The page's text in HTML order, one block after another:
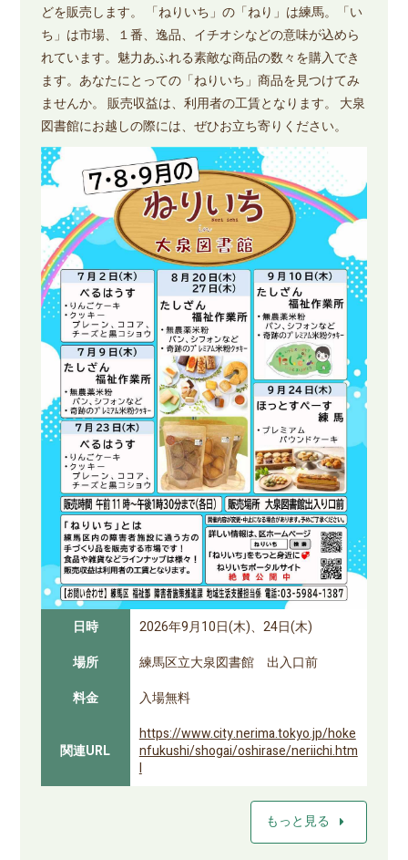
どを販売します。 「ねりいち」の「ねり」は練馬。「い
ち」は市場、１番、逸品、イチオシなどの意味が込めら
れています。魅力あふれる素敵な商品の数々を購入でき
ます。あなたにとっての「ねりいち」商品を見つけてみ
ませんか。 販売収益は、利用者の工賃となります。 大泉
図書館にお越しの際には、ぜひお立ち寄りください。
日時
2026年9月10日(木)、24日(木)
場所
練馬区立大泉図書館 出入口前
料金
入場無料
関連URL
https://www.city.nerima.tokyo.jp/hoke
nfukushi/shogai/oshirase/neriichi.htm
l
もっと見る arrow_right